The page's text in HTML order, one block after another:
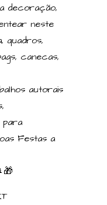
decoração,
neste
quadros,
canecas,
autorais
para
Festas a